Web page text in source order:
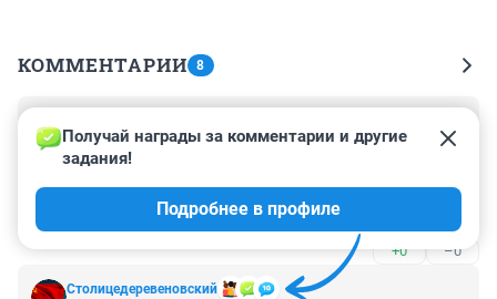
КОММЕНТАРИИ 8
18 октября 2021, 14:17
В некоторых случаях отказывали в подключении,
потому как исчерпана мощность!
Ведь даже при наличии распределительной станции
труба, идущая до нее, толще не станет))
Следовательно, подключив еще потребителей, у всех
может уменьшится напор.
+0 –0
Столицедеревеновский
Получай награды за комментарии и другие
задания!
Подробнее в профиле